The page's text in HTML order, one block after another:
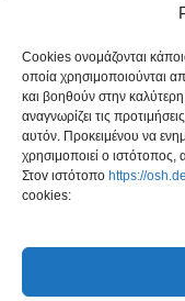
Cookies ονομάζονται
οποία χρησιμοποιούνται
και βοηθούν στην καλύτερη
αναγνωρίζει τις
αυτόν. Προκειμένου να
χρησιμοποιεί ο ιστότοπος,
Στοv ιστότοπο https://
cookies:
Επικοινωνήστε με
Προσωπικών